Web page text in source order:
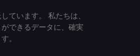
ています。 私たちは、
できるデータに、確実
。